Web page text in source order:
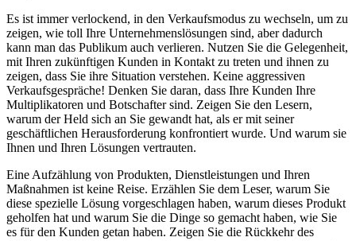
Es ist immer verlockend, in den Verkaufsmodus zu wechseln, um zu
zeigen, wie toll Ihre Unternehmenslösungen sind, aber dadurch
kann man das Publikum auch verlieren. Nutzen Sie die Gelegenheit,
mit Ihren zukünftigen Kunden in Kontakt zu treten und ihnen zu
zeigen, dass Sie ihre Situation verstehen. Keine aggressiven
Verkaufsgespräche! Denken Sie daran, dass Ihre Kunden Ihre
Multiplikatoren und Botschafter sind. Zeigen Sie den Lesern,
warum der Held sich an Sie gewandt hat, als er mit seiner
geschäftlichen Herausforderung konfrontiert wurde. Und warum sie
Ihnen und Ihren Lösungen vertrauten.
Eine Aufzählung von Produkten, Dienstleistungen und Ihren
Maßnahmen ist keine Reise. Erzählen Sie dem Leser, warum Sie
diese spezielle Lösung vorgeschlagen haben, warum dieses Produkt
geholfen hat und warum Sie die Dinge so gemacht haben, wie Sie
es für den Kunden getan haben. Zeigen Sie die Rückkehr des